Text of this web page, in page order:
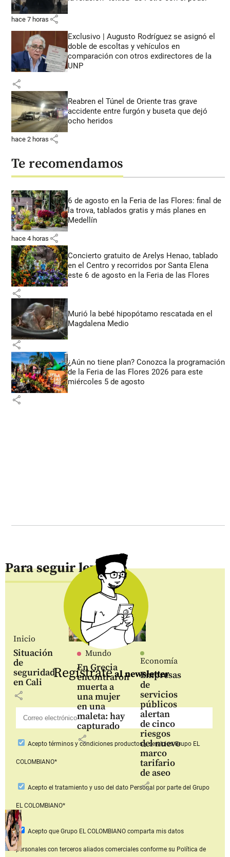
hace 7 horas share
Exclusivo | Augusto Rodríguez se asignó el
doble de escoltas y vehículos en
comparación con otros exdirectores de la
UNP
share
Reabren el Túnel de Oriente tras grave
accidente entre furgón y buseta que dejó
ocho heridos
hace 2 horas share
Te recomendamos
6 de agosto en la Feria de las Flores: final de
la trova, tablados gratis y más planes en
Medellín
hace 4 horas share
Concierto gratuito de Arelys Henao, tablado
en el Centro y recorridos por Santa Elena
este 6 de agosto en la Feria de las Flores
share
Murió la bebé hipopótamo rescatada en el
Magdalena Medio
share
¿Aún no tiene plan? Conozca la programación
de la Feria de las Flores 2026 para este
miércoles 5 de agosto
share
Para seguir leyendo
Inicio
Situación
de
seguridad
en Cali
share
Mundo
En Grecia
encontraron
muerta a
una mujer
en una
maleta: hay
capturado
share
Economía
Empresas
de
servicios
públicos
alertan
de cinco
riesgos
del nuevo
marco
tarifario
de aseo
share
Regístrateal newsletter
Aceptotérminos y condiciones productos y serviciosGrupo EL
COLOMBIANO*
Acepto el tratamiento y uso del dato Personal por parte del Grupo
EL COLOMBIANO*
Acepto que Grupo EL COLOMBIANOcomparta mis datos
personales con terceros aliados comerciales conforme su Política de